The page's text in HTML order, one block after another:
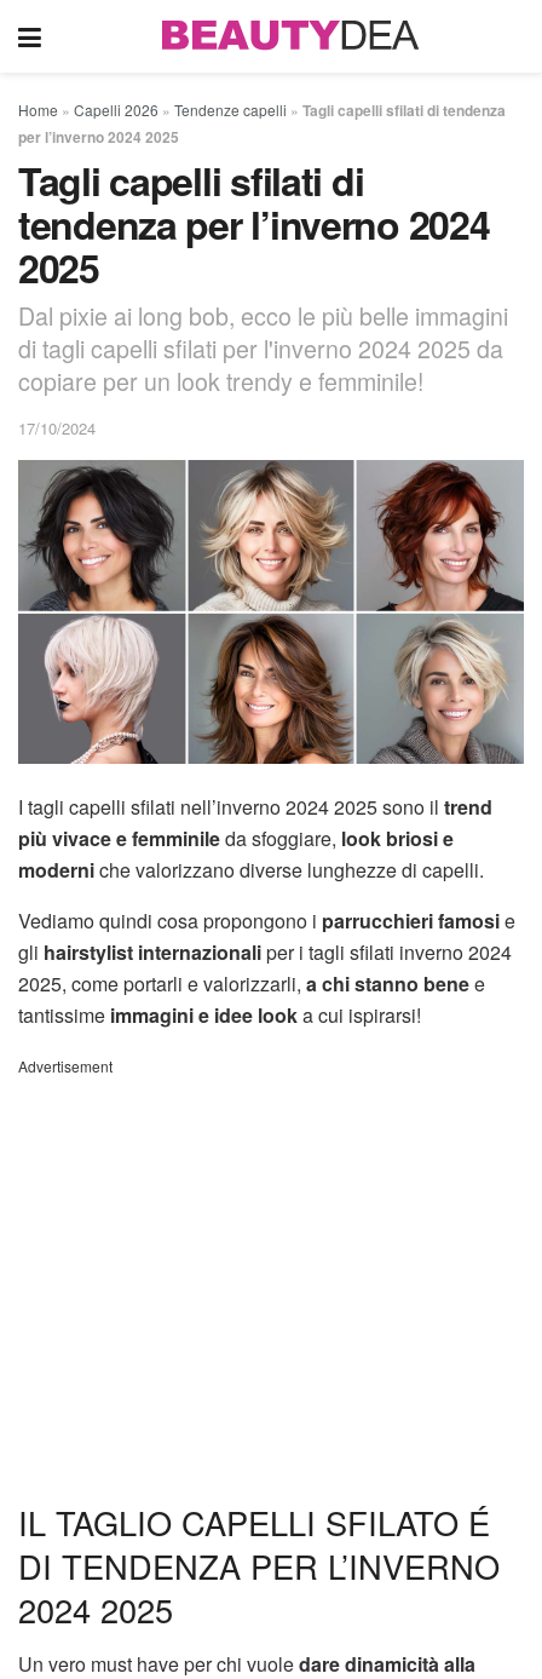
Home » Capelli 2026 » Tendenze capelli » Tagli capelli sfilati di tendenza
per l’inverno 2024 2025
Tagli capelli sfilati di
tendenza per l’inverno 2024
2025
Dal pixie ai long bob, ecco le più belle immagini
di tagli capelli sfilati per l'inverno 2024 2025 da
copiare per un look trendy e femminile!
17/10/2024
I tagli capelli sfilati nell’inverno 2024 2025 sono il trend
più vivace e femminileda sfoggiare, look briosi e
moderniche valorizzano diverse lunghezze di capelli.
Vediamo quindi cosa propongono i parrucchieri famosie
gli hairstylist internazionaliper i tagli sfilati inverno 2024
2025, come portarli e valorizzarli, a chi stanno benee
tantissime immagini e idee looka cui ispirarsi!
Advertisement
IL TAGLIO CAPELLI SFILATO É
DI TENDENZA PER L’INVERNO
2024 2025
Un vero must have per chi vuoledare dinamicità alla